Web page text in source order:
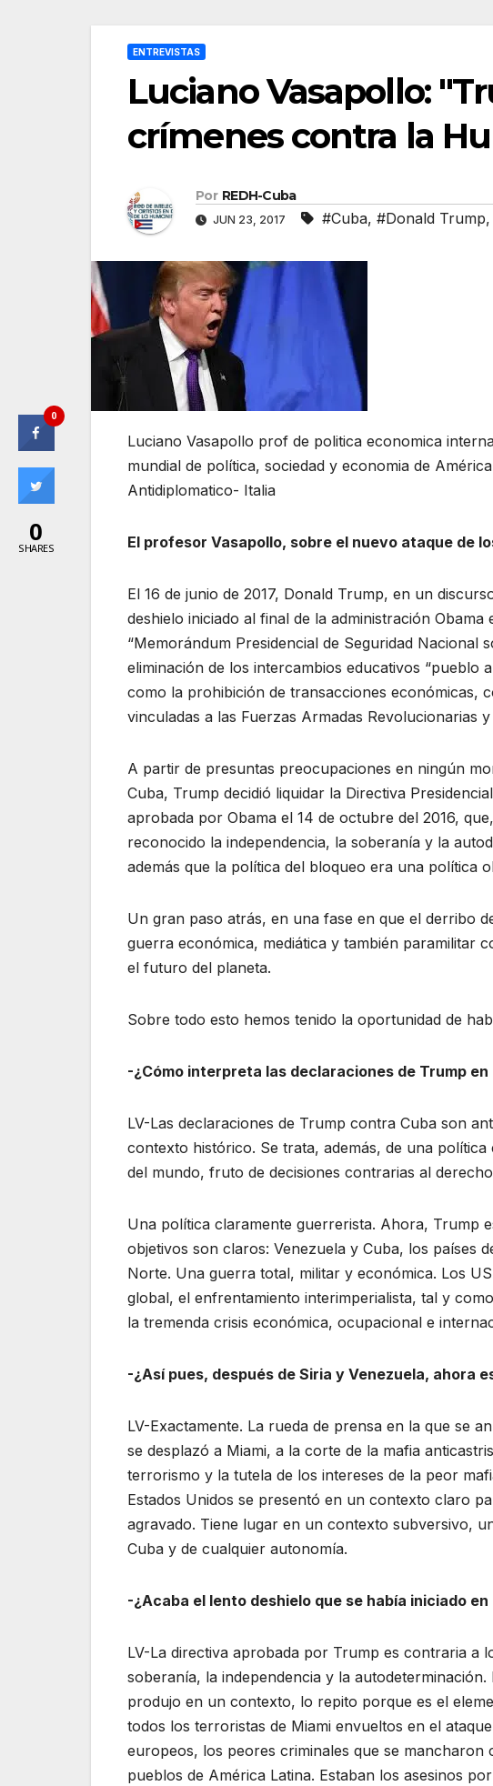
ENTREVISTAS
Luciano Vasapollo:
crímenes contra la
Por REDH-Cuba
JUN 23, 2017 #Cuba, #Donald Trump,
Luciano Vasapollo prof de politica economica
mundial de política, sociedad y economia de
Antidiplomatico- Italia
El profesor Vasapollo, sobre el nuevo ataque de
El 16 de junio de 2017, Donald Trump, en un
deshielo iniciado al final de la administración
“Memorándum Presidencial de Seguridad Nacional
eliminación de los intercambios educativos “pueblo
como la prohibición de transacciones económicas,
vinculadas a las Fuerzas Armadas Revolucionarias
A partir de presuntas preocupaciones en ningún
Cuba, Trump decidió liquidar la Directiva
aprobada por Obama el 14 de octubre del 2016,
reconocido la independencia, la soberanía y la
además que la política del bloqueo era una política
Un gran paso atrás, en una fase en que el derribo
guerra económica, mediática y también paramilitar
el futuro del planeta.
Sobre todo esto hemos tenido la oportunidad de
-¿Cómo interpreta las declaraciones de Trump en
LV-Las declaraciones de Trump contra Cuba son
contexto histórico. Se trata, además, de una
del mundo, fruto de decisiones contrarias al
Una política claramente guerrerista. Ahora, Trump
objetivos son claros: Venezuela y Cuba, los países
Norte. Una guerra total, militar y económica. Los
global, el enfrentamiento interimperialista, tal y
la tremenda crisis económica, ocupacional e
-¿Así pues, después de Siria y Venezuela, ahora
LV-Exactamente. La rueda de prensa en la que se
se desplazó a Miami, a la corte de la mafia
terrorismo y la tutela de los intereses de la peor
Estados Unidos se presentó en un contexto claro
agravado. Tiene lugar en un contexto subversivo,
Cuba y de cualquier autonomía.
-¿Acaba el lento deshielo que se había iniciado
LV-La directiva aprobada por Trump es contraria a
soberanía, la independencia y la
produjo en un contexto, lo repito porque es el
todos los terroristas de Miami envueltos en el
europeos, los peores criminales que se
pueblos de América Latina. Estaban los asesinos
0
0
SHARES